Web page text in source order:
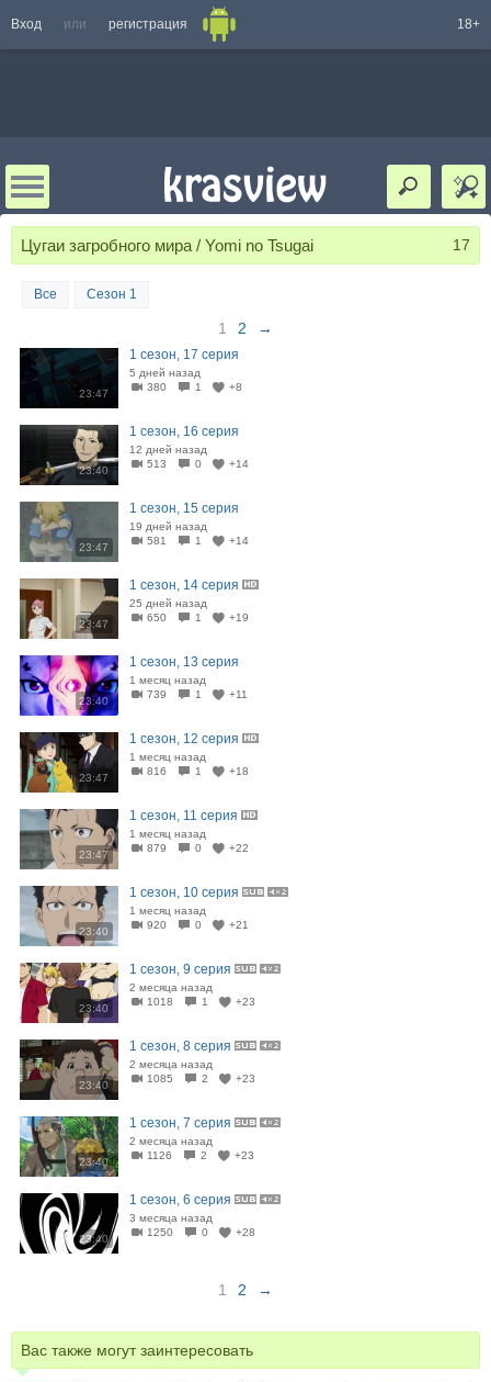
Вход или регистрация 18+
Цугаи загробного мира / Yomi no Tsugai 17
Все Сезон 1
1 2 →
23:47
1 сезон, 17 серия
5 дней назад
380
1 +8
23:40
1 сезон, 16 серия
12 дней назад
513
0 +14
23:47
1 сезон, 15 серия
19 дней назад
581
1 +14
23:47
1 сезон, 14 серия
25 дней назад
650
1 +19
23:40
1 сезон, 13 серия
1 месяц назад
739
1 +11
23:47
1 сезон, 12 серия
1 месяц назад
816
1 +18
23:47
1 сезон, 11 серия
1 месяц назад
879
0 +22
23:40
1 сезон, 10 серия
1 месяц назад
920
0 +21
23:40
1 сезон, 9 серия
2 месяца назад
1018
1 +23
23:40
1 сезон, 8 серия
2 месяца назад
1085
2 +23
23:40
1 сезон, 7 серия
2 месяца назад
1126
2 +23
23:40
1 сезон, 6 серия
3 месяца назад
1250
0 +28
1 2 →
Вас также могут заинтересовать